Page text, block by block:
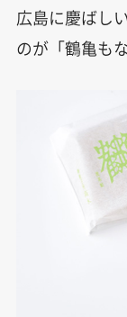
広島に慶ばし
のが「鶴亀も